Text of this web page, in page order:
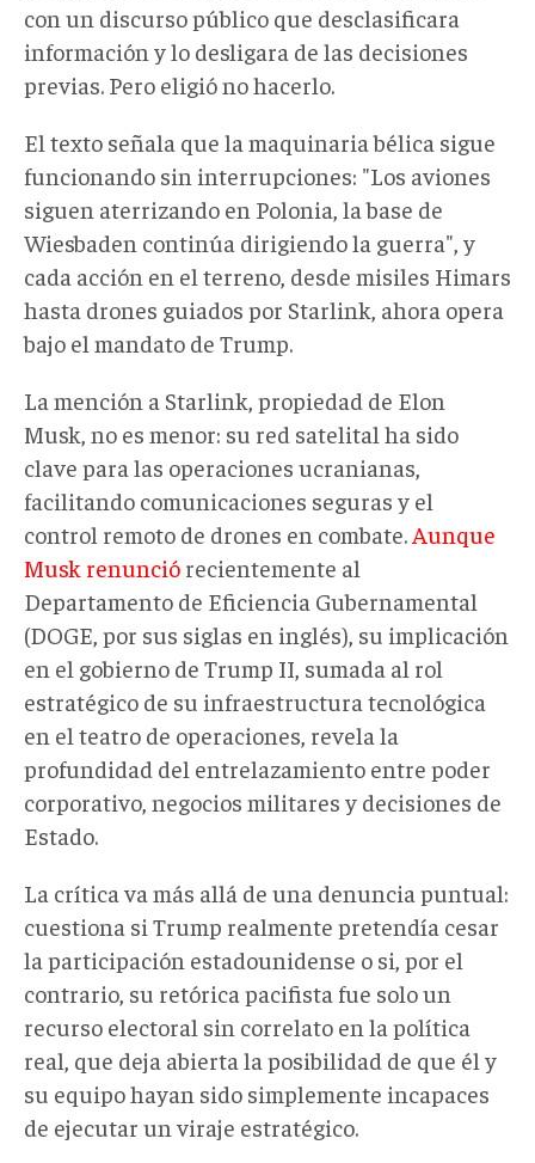
con un discurso público que desclasificara
información y lo desligara de las decisiones
previas. Pero eligió no hacerlo.
El texto señala que la maquinaria bélica sigue
funcionando sin interrupciones: "Los aviones
siguen aterrizando en Polonia, la base de
Wiesbaden continúa dirigiendo la guerra", y
cada acción en el terreno, desde misiles Himars
hasta drones guiados por Starlink, ahora opera
bajo el mandato de Trump.
La mención a Starlink, propiedad de Elon
Musk, no es menor: su red satelital ha sido
clave para las operaciones ucranianas,
facilitando comunicaciones seguras y el
control remoto de drones en combate. Aunque
Musk renunció recientemente al
Departamento de Eficiencia Gubernamental
(DOGE, por sus siglas en inglés), su implicación
en el gobierno de Trump II, sumada al rol
estratégico de su infraestructura tecnológica
en el teatro de operaciones, revela la
profundidad del entrelazamiento entre poder
corporativo, negocios militares y decisiones de
Estado.
La crítica va más allá de una denuncia puntual:
cuestiona si Trump realmente pretendía cesar
la participación estadounidense o si, por el
contrario, su retórica pacifista fue solo un
recurso electoral sin correlato en la política
real, que deja abierta la posibilidad de que él y
su equipo hayan sido simplemente incapaces
de ejecutar un viraje estratégico.